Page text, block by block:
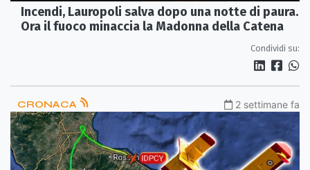
Incendi, Lauropoli salva dopo una notte di paura.
Ora il fuoco minaccia la Madonna della Catena
Condividi su:
CRONACA 2 settimane fa